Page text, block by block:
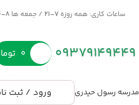
ساعات کاری: همه روزه 7-21 / جمعه ها 8-14
09379149449 ۰
مدرسه رسول حیدری ورود / ثبت